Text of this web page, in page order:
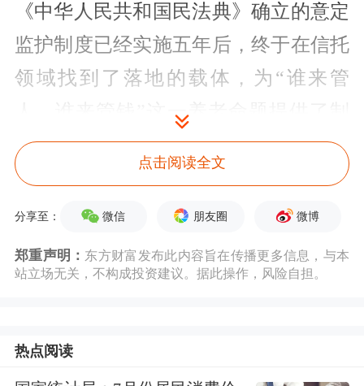
《中华人民共和国民法典》确立的意定
监护制度已经实施五年后，终于在信托
领域找到了落地的载体，为“谁来管
人、谁来管钱”这一养老命题提供了制
度框架。对于信托行业而言，这不仅是
一份监管文件，也是一个新赛道开闸的
信号。
上海率先试点 三项制度创新
律边界，指信托机构依据信托法律关
点击阅读全文
分享至： 微信 朋友圈 微博
郑重声明： 东方财富发布此内容旨在传播更多信息，与本
站立场无关，不构成投资建议。据此操作，风险自担。
热点阅读